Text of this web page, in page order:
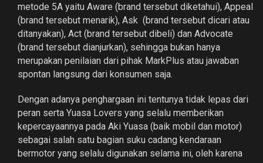
metode 5A yaitu Aware (brand tersebut diketahui), Appeal
(brand tersebut menarik), Ask (brand tersebut dicari atau
ditanyakan), Act (brand tersebut dibeli) dan Advocate
(brand tersebut dianjurkan), sehingga bukan hanya
merupakan penilaian dari pihak MarkPlus atau jawaban
spontan langsung dari konsumen saja.
Dengan adanya penghargaan ini tentunya tidak lepas dari
peran serta Yuasa Lovers yang selalu memberikan
kepercayaannya pada Aki Yuasa (baik mobil dan motor)
sebagai salah satu bagian suku cadang kendaraan
bermotor yang selalu digunakan selama ini, oleh karena